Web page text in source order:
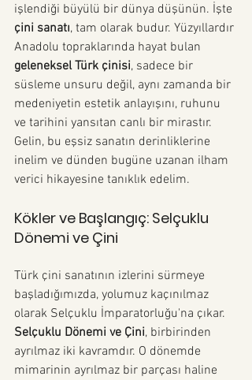
işlendiği büyülü bir dünya düşünün. İşte
çini sanatı, tam olarak budur. Yüzyıllardır
Anadolu topraklarında hayat bulan
geleneksel Türk çinisi, sadece bir
süsleme unsuru değil, aynı zamanda bir
medeniyetin estetik anlayışını, ruhunu
ve tarihini yansıtan canlı bir mirastır.
Gelin, bu eşsiz sanatın derinliklerine
inelim ve dünden bugüne uzanan ilham
verici hikayesine tanıklık edelim.
Kökler ve Başlangıç: Selçuklu
Dönemi ve Çini
Türk çini sanatının izlerini sürmeye
başladığımızda, yolumuz kaçınılmaz
olarak Selçuklu İmparatorluğu'na çıkar.
Selçuklu Dönemi ve Çini, birbirinden
ayrılmaz iki kavramdır. O dönemde
mimarinin ayrılmaz bir parçası haline